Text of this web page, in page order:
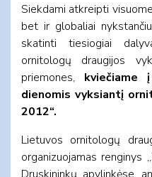
Siekdami atkreipti
bet ir globaliai
skatinti tiesiogiai
ornitologų draugijos
priemones, kviečiame
dienomis vyksiantį
2012“.
Lietuvos ornitologų
organizuojamas renginys